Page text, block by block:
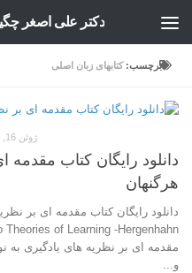
دکتر علی اصغر
برچسب:کتابهای زبان اصلی
ژوئن 16, 2017
دانلود رایگان کتاب مقدمه
هرگنهان
مقدمه ای بر نظریه های یادگیری به
و...